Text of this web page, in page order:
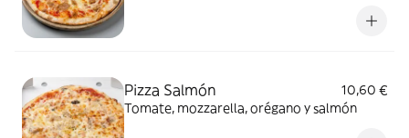
Pizza Salmón
10,60 €
Tomate, mozzarella, orégano y salmón